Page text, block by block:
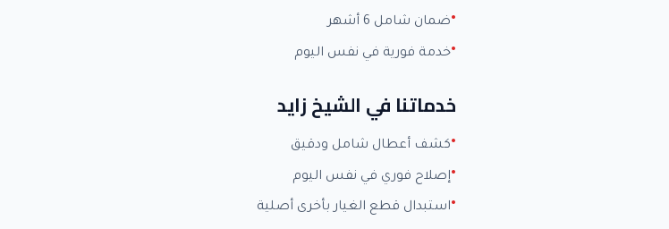
ضمان شامل 6 أشهر
خدمة فورية في نفس اليوم
خدماتنا في الشيخ زايد
كشف أعطال شامل ودقيق
إصلاح فوري في نفس اليوم
استبدال قطع الغيار بأخرى أصلية